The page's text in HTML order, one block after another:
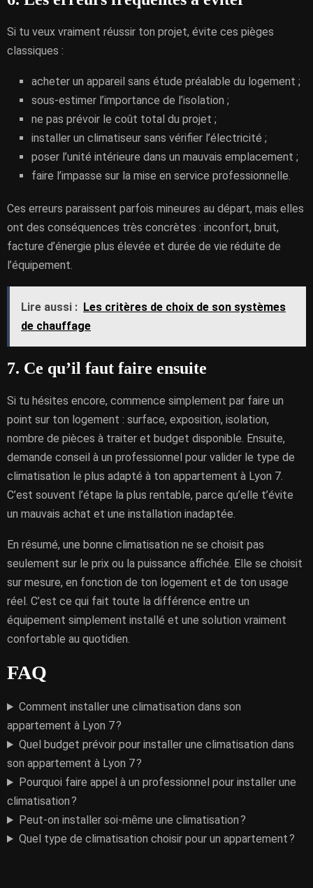
Si tu veux vraiment réussir ton projet, évite ces pièges
classiques :
acheter un appareil sans étude préalable du logement ;
sous-estimer l’importance de l’isolation ;
ne pas prévoir le coût total du projet ;
installer un climatiseur sans vérifier l’électricité ;
poser l’unité intérieure dans un mauvais emplacement ;
faire l’impasse sur la mise en service professionnelle.
Ces erreurs paraissent parfois mineures au départ, mais elles
ont des conséquences très concrètes : inconfort, bruit,
facture d’énergie plus élevée et durée de vie réduite de
l’équipement.
Lire aussi : Les critères de choix de son systèmes
de chauffage
7. Ce qu’il faut faire ensuite
Si tu hésites encore, commence simplement par faire un
point sur ton logement : surface, exposition, isolation,
nombre de pièces à traiter et budget disponible. Ensuite,
demande conseil à un professionnel pour valider le type de
climatisation le plus adapté à ton appartement à Lyon 7.
C’est souvent l’étape la plus rentable, parce qu’elle t’évite
un mauvais achat et une installation inadaptée.
En résumé, une bonne climatisation ne se choisit pas
seulement sur le prix ou la puissance affichée. Elle se choisit
sur mesure, en fonction de ton logement et de ton usage
réel. C’est ce qui fait toute la différence entre un
équipement simplement installé et une solution vraiment
confortable au quotidien.
FAQ
Comment installer une climatisation dans son
appartement à Lyon 7 ?
Quel budget prévoir pour installer une climatisation dans
son appartement à Lyon 7 ?
Pourquoi faire appel à un professionnel pour installer une
climatisation ?
Peut-on installer soi-même une climatisation ?
Quel type de climatisation choisir pour un appartement ?